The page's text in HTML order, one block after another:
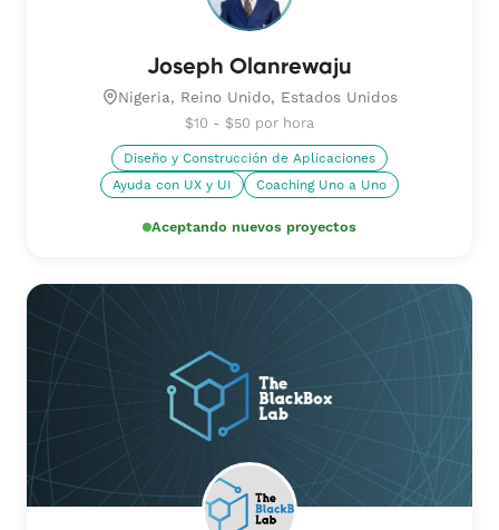
Joseph Olanrewaju
Nigeria, Reino Unido, Estados Unidos
$10 - $50 por hora
Diseño y Construcción de Aplicaciones
Ayuda con UX y UI
Coaching Uno a Uno
Aceptando nuevos proyectos